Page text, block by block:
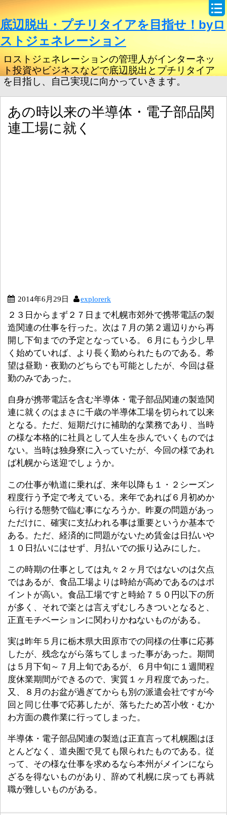
底辺脱出・プチリタイアを目指せ！byロ
ストジェネレーション
ロストジェネレーションの管理人がインターネッ
ト投資やビジネスなどで底辺脱出とプチリタイア
を目指し、自己実現に向かっていきます。
あの時以来の半導体・電子部品関
連工場に就く
2014年6月29日 explorerk
２３日からまず２７日まで札幌市郊外で携帯電話の製
造関連の仕事を行った。次は７月の第２週辺りから再
開し下旬までの予定となっている。６月にもう少し早
く始めていれば、より長く勤められたものである。希
望は昼勤・夜勤のどちらでも可能としたが、今回は昼
勤のみであった。
自身が携帯電話を含む半導体・電子部品関連の製造関
連に就くのはまさに千歳の半導体工場を切られて以来
となる。ただ、短期だけに補助的な業務であり、当時
の様な本格的に社員として人生を歩んでいくものでは
ない。当時は独身寮に入っていたが、今回の様であれ
ば札幌から送迎でしょうか。
この仕事が軌道に乗れば、来年以降も１・２シーズン
程度行う予定で考えている。来年であれば６月初めか
ら行ける態勢で臨む事になろうか。昨夏の問題があっ
ただけに、確実に支払われる事は重要というか基本で
ある。ただ、経済的に問題がないため賃金は日払いや
１０日払いにはせず、月払いでの振り込みにした。
この時期の仕事としては丸々２ヶ月ではないのは欠点
ではあるが、食品工場よりは時給が高めであるのはポ
イントが高い。食品工場ですと時給７５０円以下の所
が多く、それで楽とは言えずむしろきついとなると、
正直モチベーションに関わりかねないものがある。
実は昨年５月に栃木県大田原市での同様の仕事に応募
したが、残念ながら落ちてしまった事があった。期間
は５月下旬～７月上旬であるが、６月中旬に１週間程
度休業期間ができるので、実質１ヶ月程度であった。
又、８月のお盆が過ぎてからも別の派遣会社ですが今
回と同じ仕事で応募したが、落ちたため苫小牧・むか
わ方面の農作業に行ってしまった。
半導体・電子部品関連の製造は正直言って札幌圏はほ
とんどなく、道央圏で見ても限られたものである。従
って、その様な仕事を求めるなら本州がメインになら
ざるを得ないものがあり、辞めて札幌に戻っても再就
職が難しいものがある。